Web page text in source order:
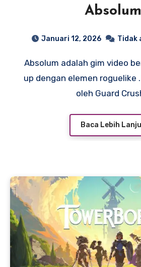
Absolum
Januari 12, 2026 Tidak
Absolum adalah gim video bergenre beat’em
up dengan elemen roguelike
oleh Guard
Baca Lebih